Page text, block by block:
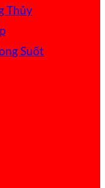
Thủy
Suốt